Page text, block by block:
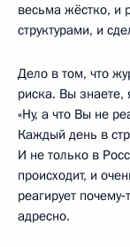
весьма жёстко, и
структурами, и
Дело в том, что
риска. Вы знаете,
«Ну, а что Вы не
Каждый день в
И не только в
происходит, и
реагирует
адресно.